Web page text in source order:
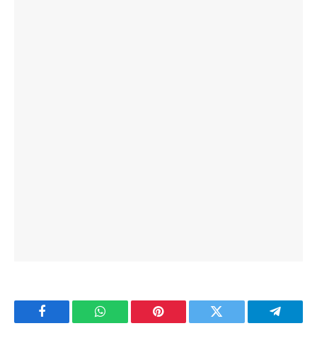
Facebook WhatsApp Pinterest Twitter